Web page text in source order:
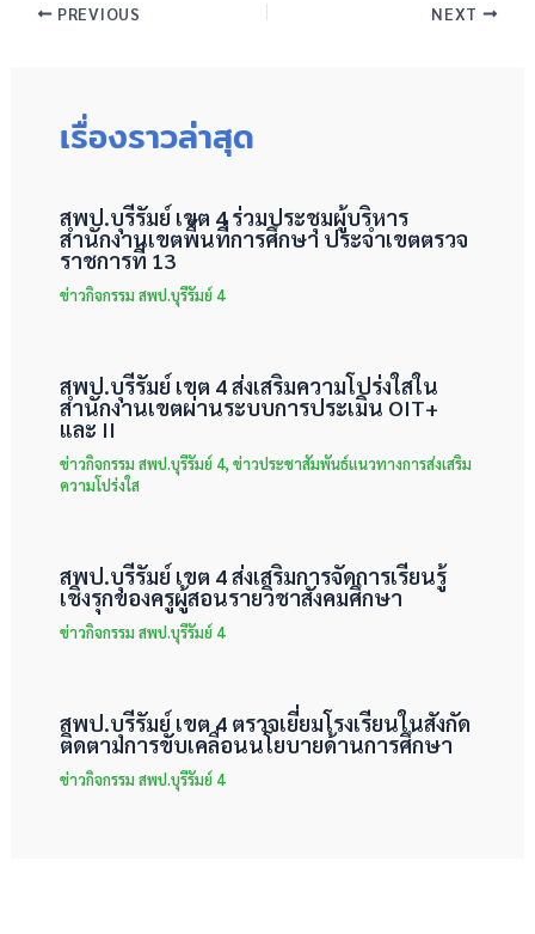
PREVIOUS NEXT
เรื่องราวล่าสุด
สพป.บุรีรัมย์ เขต 4 ร่วมประชุมผู้บริหาร
สำนักงานเขตพื้นที่การศึกษา ประจำเขตตรวจ
ราชการที่ 13
ข่าวกิจกรรม สพป.บุรีรัมย์ 4
สพป.บุรีรัมย์ เขต 4 ส่งเสริมความโปร่งใสใน
สำนักงานเขตผ่านระบบการประเมิน OIT+
และ II
ข่าวกิจกรรม สพป.บุรีรัมย์ 4, ข่าวประชาสัมพันธ์แนวทางการส่งเสริม
ความโปร่งใส
สพป.บุรีรัมย์ เขต 4 ส่งเสริมการจัดการเรียนรู้
เชิงรุกของครูผู้สอนรายวิชาสังคมศึกษา
ข่าวกิจกรรม สพป.บุรีรัมย์ 4
สพป.บุรีรัมย์ เขต 4 ตรวจเยี่ยมโรงเรียนในสังกัด
ติดตามการขับเคลื่อนนโยบายด้านการศึกษา
ข่าวกิจกรรม สพป.บุรีรัมย์ 4